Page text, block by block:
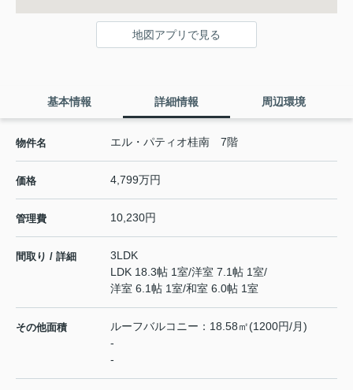
地図アプリで見る
基本情報 詳細情報 周辺環境
物件名 エル・パティオ桂南 7階
価格 4,799万円
管理費 10,230円
間取り / 詳細
3LDK
LDK 18.3帖 1室/洋室 7.1帖 1室/
洋室 6.1帖 1室/和室 6.0帖 1室
その他面積
ルーフバルコニー：18.58㎡(1200円/月)
-
-